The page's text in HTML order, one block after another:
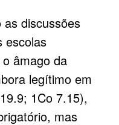
discussões
escolas
âmago da
legítimo em
1Co 7.15),
mas